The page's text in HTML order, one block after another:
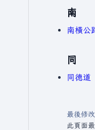
南
南橫公
同
同德道
最後修改
此頁面